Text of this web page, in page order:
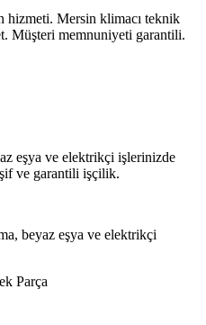
hizmeti. Mersin klimacı teknik
Müşteri memnuniyeti garantili.
eşya ve elektrikçi işlerinizde
ve garantili işçilik.
beyaz eşya ve elektrikçi
Parça